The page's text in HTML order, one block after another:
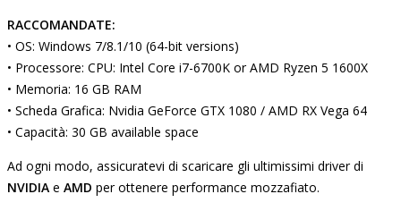
RACCOMANDATE:
• OS: Windows 7/8.1/10 (64-bit versions)
• Processore: CPU: Intel Core i7-6700K or AMD Ryzen 5 1600X
• Memoria: 16 GB RAM
• Scheda Grafica: Nvidia GeForce GTX 1080 / AMD RX Vega 64
• Capacità: 30 GB available space
Ad ogni modo, assicuratevi di scaricare gli ultimissimi driver di
NVIDIA e AMD per ottenere performance mozzafiato.